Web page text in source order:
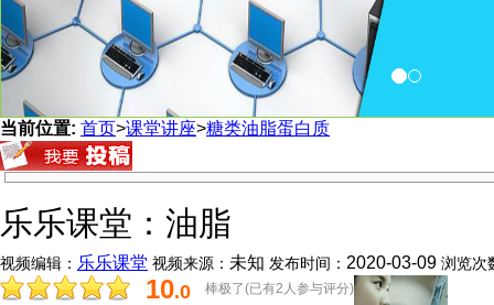
当前位置: 首页>课堂讲座>糖类油脂蛋白质
乐乐课堂：油脂
视频编辑： 乐乐课堂 视频来源： 未知 发布时间： 2020-03-09 浏览次
10.0 棒极了(已有2人参与评分)